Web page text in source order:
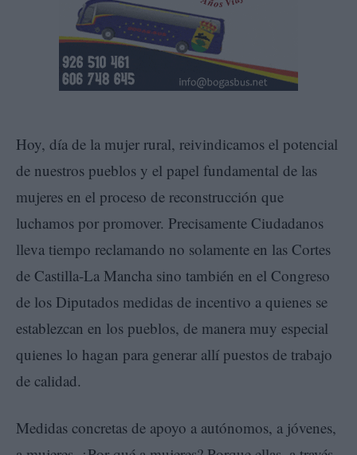
Hoy, día de la mujer rural, reivindicamos el potencial
de nuestros pueblos y el papel fundamental de las
mujeres en el proceso de reconstrucción que
luchamos por promover. Precisamente Ciudadanos
lleva tiempo reclamando no solamente en las Cortes
de Castilla-La Mancha sino también en el Congreso
de los Diputados medidas de incentivo a quienes se
establezcan en los pueblos, de manera muy especial
quienes lo hagan para generar allí puestos de trabajo
de calidad.
Medidas concretas de apoyo a autónomos, a jóvenes,